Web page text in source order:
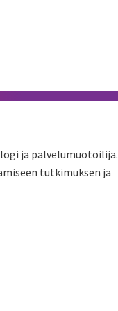
ja palvelumuotoilija.
tutkimuksen ja